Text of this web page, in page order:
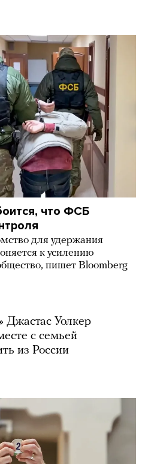
что ФСБ
для удержания
к усилению
пишет Bloomberg
Джастас Уолкер
с семьей
из России